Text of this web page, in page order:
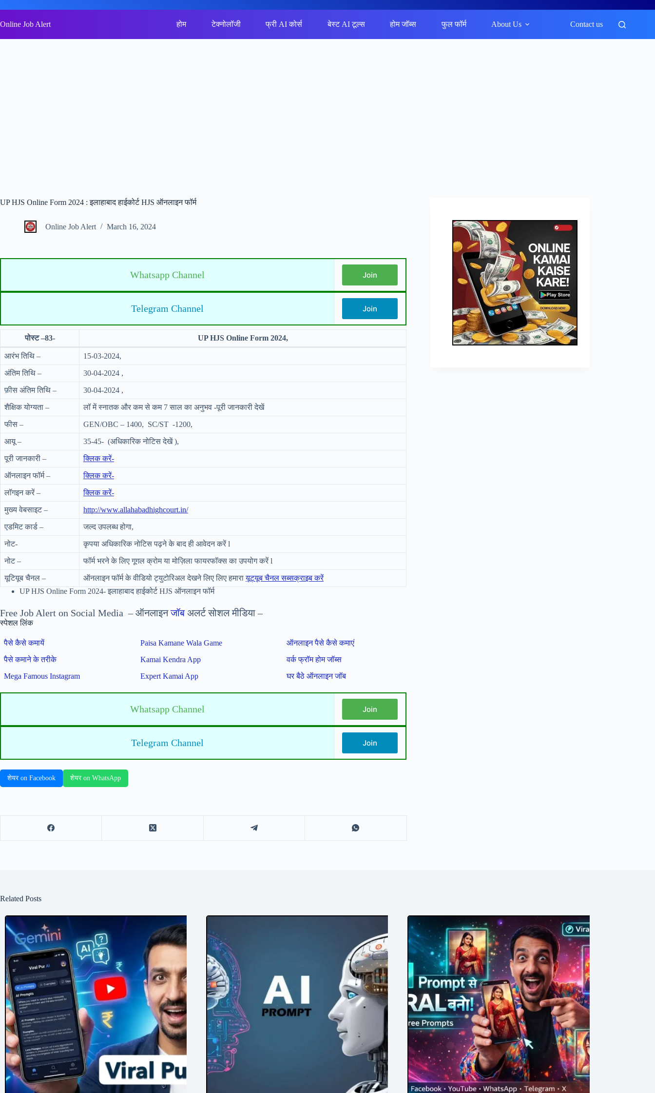
to
content
Online Job Alert होम टेक्नोलॉजी फ्री AI कोर्स बेस्ट AI टूल्स होम जॉब्स फुल फॉर्म About Us Contact us
UP HJS Online Form 2024 : इलाहाबाद हाईकोर्ट HJS ऑनलाइन फॉर्म
Online Job Alert March 16, 2024
Whatsapp Channel Join
Telegram Channel Join
पोस्ट –83- UP HJS Online Form 2024,
आरंभ तिथि – 15-03-2024,
अंतिम तिथि – 30-04-2024 ,
फ़ीस अंतिम तिथि – 30-04-2024 ,
शैक्षिक योग्यता – लॉ में स्नातक और कम से कम 7 साल का अनुभव -पूरी जानकारी देखें
फीस – GEN/OBC – 1400, SC/ST -1200,
आयू – 35-45- (अधिकारिक नोटिस देखें ),
पूरी जानकारी – क्लिक करें-
ऑनलाइन फॉर्म – क्लिक करें-
लॉगइन करें – क्लिक करें-
मुख्य वेबसाइट – http://www.allahabadhighcourt.in/
एडमिट कार्ड – जल्द उपलब्ध होगा,
नोट- कृपया अधिकारिक नोटिस पढ़ने के बाद ही आवेदन करें l
नोट – फॉर्म भरने के लिए गूगल क्रोम या मोज़िला फायरफॉक्स का उपयोग करें l
यूटियूब चैनल – ऑनलाइन फॉर्म के वीडियो ट्युटोरिअल देखने लिए लिए हमारायूट्यूब चैनल सब्सक्राइब करें
UP HJS Online Form 2024- इलाहाबाद हाईकोर्ट HJS ऑनलाइन फॉर्म
Free Job Alert on Social Media – ऑनलाइनजॉब अलर्ट सोशल मीडिया –
स्पेशल लिंक
पैसे कैसे कमायें Paisa Kamane Wala Game
ऑनलाइन पैसे कैसे कमाएं
पैसे कमाने के तरीके
Kamai Kendra App
वर्क फ्रॉम होम जॉब्स
Mega Famous Instagram
Expert Kamai App घर बैठे ऑनलाइन जॉब
Whatsapp Channel Join
Telegram Channel Join
शेयर on Facebook शेयर on WhatsApp
Related Posts